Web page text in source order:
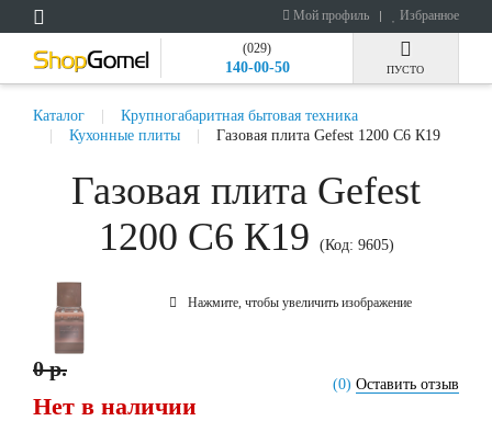
Мой профиль Избранное
(029)
140-00-50 ПУСТО
Каталог
Крупногабаритная бытовая техника
Кухонные плиты
Газовая плита Gefest 1200 С6 К19
Газовая плита Gefest
1200 С6 К19
(Код: 9605)
Нажмите, чтобы увеличить изображение
(0) Оставить отзыв
0 р.
Нет в наличии